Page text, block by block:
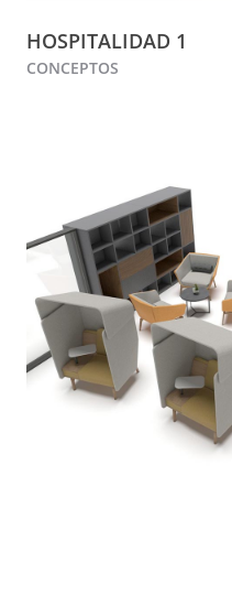
HOSPITALIDAD 1
CONCEPTOS